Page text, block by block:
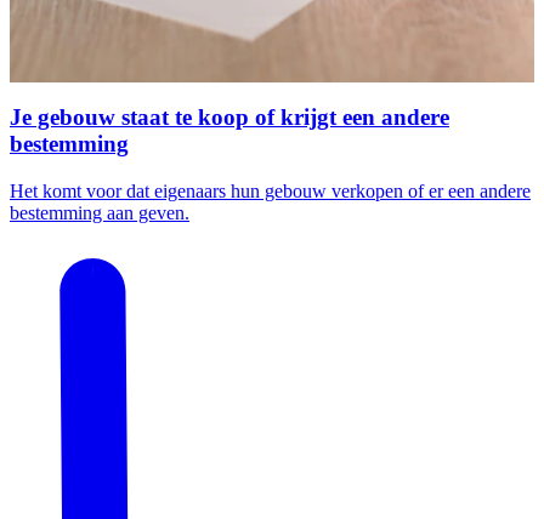
Je gebouw staat te koop of krijgt een andere
bestemming
Het komt voor dat eigenaars hun gebouw verkopen of er een andere
bestemming aan geven.